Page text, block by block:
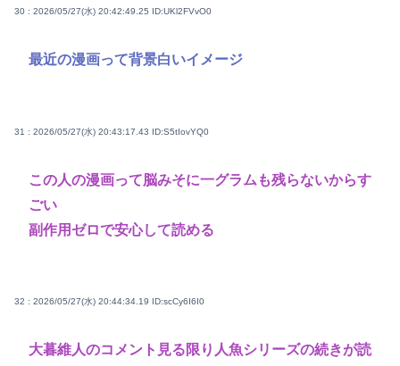
30 : 2026/05/27(水) 20:42:49.25 ID:UKl2FVvO0
最近の漫画って背景白いイメージ
31 : 2026/05/27(水) 20:43:17.43 ID:S5tIovYQ0
この人の漫画って脳みそに一グラムも残らないからす
ごい
副作用ゼロで安心して読める
32 : 2026/05/27(水) 20:44:34.19 ID:scCy6I6I0
大暮維人のコメント見る限り人魚シリーズの続きが読